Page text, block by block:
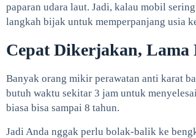
paparan udara laut. Jadi, kalau mobil
langkah bijak untuk memperpanjang usia
Cepat Dikerjakan,
Banyak orang mikir perawatan anti karat
butuh waktu sekitar 3 jam untuk
biasa bisa sampai 8 tahun.
Jadi Anda nggak perlu bolak-balik ke